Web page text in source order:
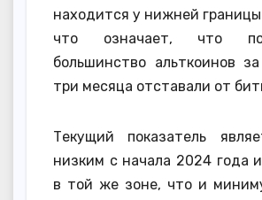
находится у нижней
что означает, что
большинство альткоинов
три месяца отставали от
Текущий показатель
низким с начала 2024 года
в той же зоне, что и